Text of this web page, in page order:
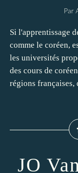
Par
Si l'apprentissage
comme le coréen,
les universités
des cours de
régions françaises,
JO